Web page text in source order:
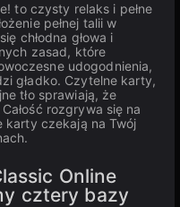
to czysty relaks i pełne
pełnej talii w
chłodna głowa i
zasad, które
udogodnienia,
gładko. Czytelne karty,
tło sprawiają, że
rozgrywa się na
karty czekają na Twój
Online
cztery bazy